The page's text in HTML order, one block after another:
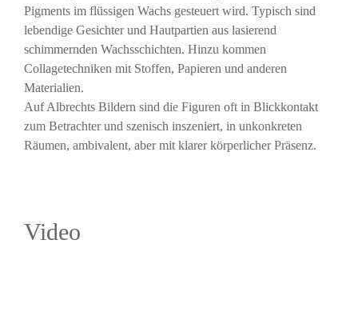
Pigments im flüssigen Wachs gesteuert wird. Typisch sind
lebendige Gesichter und Hautpartien aus lasierend
schimmernden Wachsschichten. Hinzu kommen
Collagetechniken mit Stoffen, Papieren und anderen
Materialien.
Auf Albrechts Bildern sind die Figuren oft in Blickkontakt
zum Betrachter und szenisch inszeniert, in unkonkreten
Räumen, ambivalent, aber mit klarer körperlicher Präsenz.
Video